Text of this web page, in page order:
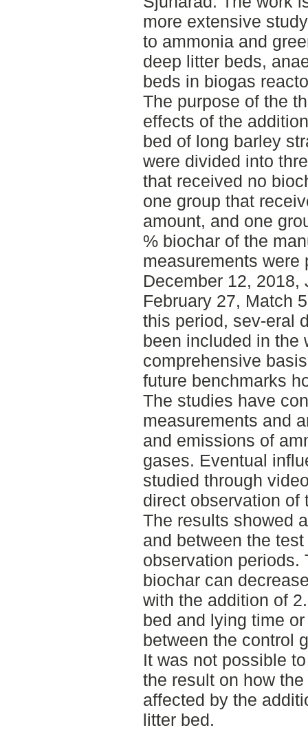
more extensive
to ammonia and
deep litter beds,
beds in biogas
The purpose of the
effects of the
bed of long barley
were divided into
that received no
one group that
amount, and one
% biochar of the
measurements were
December 12, 2018,
February 27, Match
this period, sev-eral
been included in the
comprehensive
future benchmarks
The studies have
measurements and
and emissions of
gases. Eventual
studied through
direct observation of
The results showed
and between the
observation periods.
biochar can
with the addition of
bed and lying time
between the control
It was not possible
the result on how
affected by the
litter bed.